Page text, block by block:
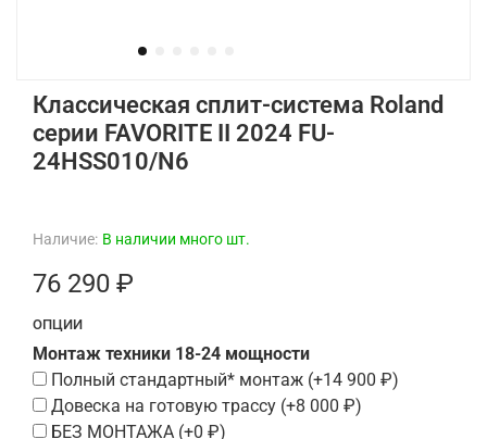
Наличие: В наличии много шт.
Классическая сплит-система Roland
серии FAVORITE II 2024 FU-
24HSS010/N6
76 290 ₽
ОПЦИИ
Монтаж техники 18-24 мощности
Полный стандартный* монтаж (+14 900 ₽)
Довеска на готовую трассу (+8 000 ₽)
БЕЗ МОНТАЖА (+0 ₽)